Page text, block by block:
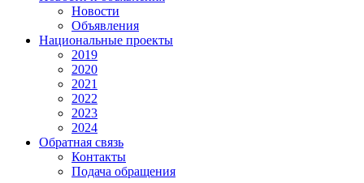
Новости
Объявления
Национальные проекты
2019
2020
2021
2022
2023
2024
Обратная связь
Контакты
Подача обращения